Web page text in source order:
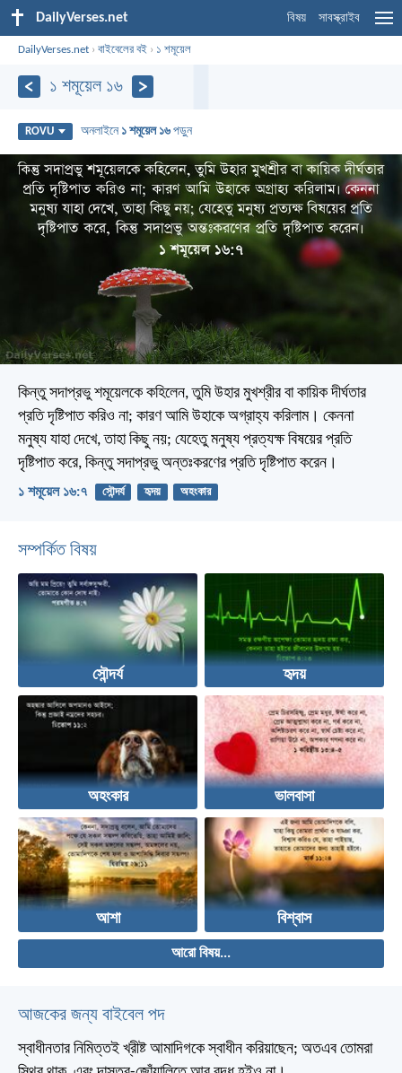
DailyVerses.net বিষয় সাবস্ক্রাইব
DailyVerses.net ›বাইবেলের বই › ১ শমূয়েল
১ শমূয়েল ১৬
ROVU অনলাইনে ১ শমূয়েল ১৬ পড়ুন
কিন্তু সদাপ্রভু শমূয়েলকে কহিলেন, তুমি উহার মুখশ্রীর বা কায়িক দীর্ঘতার
প্রতি দৃষ্টিপাত করিও না; কারণ আমি উহাকে অগ্রাহ্য করিলাম। কেননা
মনুষ্য যাহা দেখে, তাহা কিছু নয়; যেহেতু মনুষ্য প্রত্যক্ষ বিষয়ের প্রতি
দৃষ্টিপাত করে, কিন্তু সদাপ্রভু অন্তঃকরণের প্রতি দৃষ্টিপাত করেন।
১ শমূয়েল ১৬:৭ সৌন্দর্য হৃদয় অহংকার
সম্পর্কিত বিষয়
সৌন্দর্য হৃদয়
অহংকার ভালবাসা
আশা বিশ্বাস
আরো বিষয়...
আজকের জন্য বাইবেল পদ
স্বাধীনতার নিমিত্তই খ্রীষ্ট আমাদিগকে স্বাধীন করিয়াছেন; অতএব তোমরা